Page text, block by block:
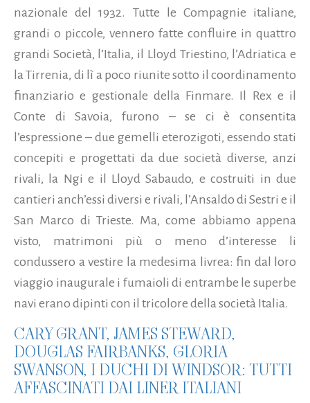
nazionale del 1932. Tutte le Compagnie italiane,
grandi o piccole, vennero fatte confluire in quattro
grandi Società, l’Italia, il Lloyd Triestino, l’Adriatica e
la Tirrenia, di lì a poco riunite sotto il coordinamento
finanziario e gestionale della Finmare. Il Rex e il
Conte di Savoia, furono – se ci è consentita
l’espressione – due gemelli eterozigoti, essendo stati
concepiti e progettati da due società diverse, anzi
rivali, la Ngi e il Lloyd Sabaudo, e costruiti in due
cantieri anch’essi diversi e rivali, l’Ansaldo di Sestri e il
San Marco di Trieste. Ma, come abbiamo appena
visto, matrimoni più o meno d’interesse li
condussero a vestire la medesima livrea: fin dal loro
viaggio inaugurale i fumaioli di entrambe le superbe
navi erano dipinti con il tricolore della società Italia.
CARY GRANT, JAMES STEWARD,
DOUGLAS FAIRBANKS, GLORIA
SWANSON, I DUCHI DI WINDSOR: TUTTI
AFFASCINATI DAI LINER ITALIANI